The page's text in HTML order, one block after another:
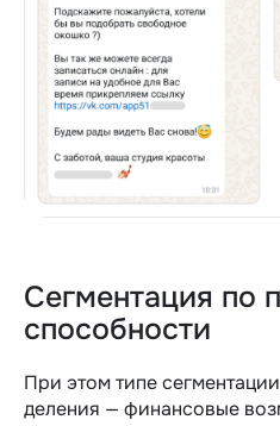
Сегментация по
способности
При этом типе
деления — финансовые